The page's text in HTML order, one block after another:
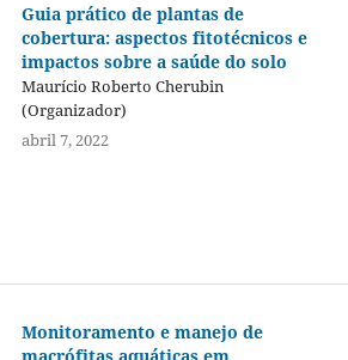
Guia prático de plantas de
cobertura: aspectos fitotécnicos e
impactos sobre a saúde do solo
Maurício Roberto Cherubin
(Organizador)
abril 7, 2022
Monitoramento e manejo de